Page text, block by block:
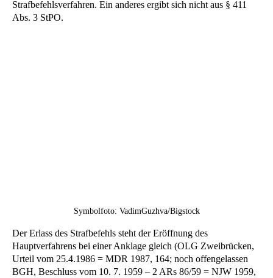
Strafbefehlsverfahren. Ein anderes ergibt sich nicht aus § 411
Abs. 3 StPO.
Symbolfoto: VadimGuzhva/Bigstock
Der Erlass des Strafbefehls steht der Eröffnung des
Hauptverfahrens bei einer Anklage gleich (OLG Zweibrücken,
Urteil vom 25.4.1986 = MDR 1987, 164; noch offengelassen
BGH, Beschluss vom 10. 7. 1959 – 2 ARs 86/59 = NJW 1959,